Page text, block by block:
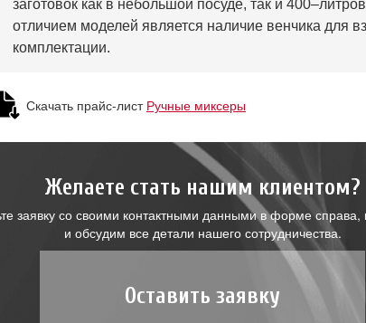
заготовок как в небольшой посуде, так и
отличием моделей является наличие венчика для
комплектации.
Скачать прайс-лист Ручные миксеры
Желаете стать нашим клиентом?
заявку со своими контактными данными в форме
и обсудим все детали нашего сотрудничества.
Оставить заявку